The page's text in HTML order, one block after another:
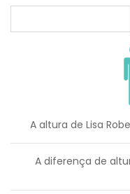
A altura de Lisa
A diferença de